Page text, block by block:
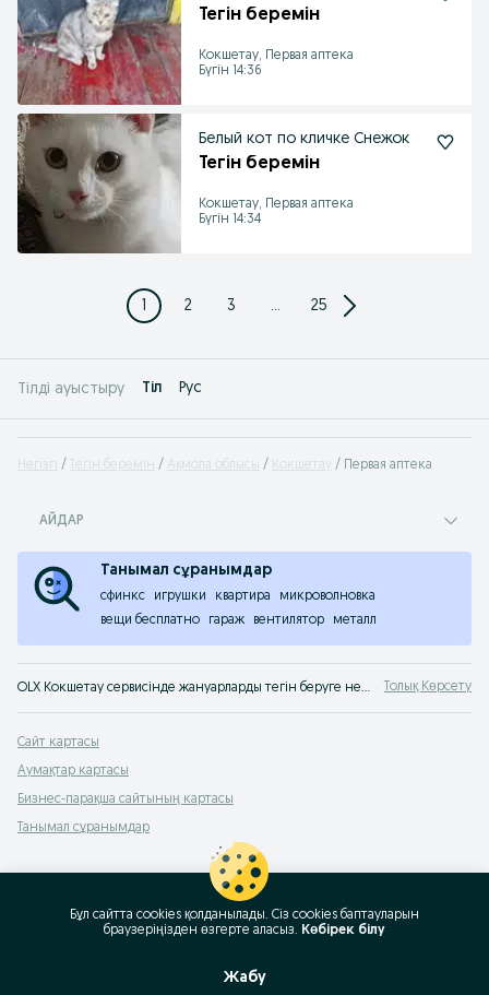
Тегін беремін
Кокшетау, Первая аптека
Бүгін 14:36
Белый кот по кличке Снежок
Тегін беремін
Кокшетау, Первая аптека
Бүгін 14:34
1 2 3 ... 25
Тілді ауыстыру Tіл Рус
Негізгі Тегін беремін Ақмола облысы Кокшетау Первая аптека
АЙДАР
Танымал сұранымдар
сфинкс игрушки квартира
микроволновка
вещи бесплатно
гараж вентилятор металл
OLX Кокшетау сервисінде жануарларды тегін беруге немесе заттарды сыйлауға болады. OLX.kz енді OLX.kz! Ең жақсы ұсыныстар сіздерді OLX Кокшетау сервисінде күтуде! Толық Көрсету
Сайт картасы
Аумақтар картасы
Бизнес-парақша сайтының картасы
Танымал сұранымдар
Бұл сайтта cookies қолданылады. Сіз cookies баптауларын
браузеріңізден өзгерте аласыз. Көбірек білу
Жабу